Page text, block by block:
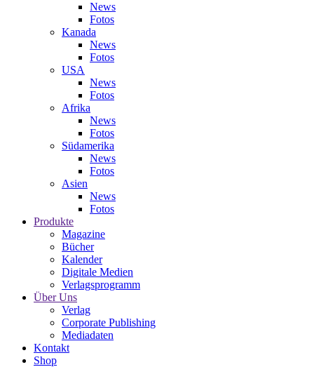
News
Fotos
Kanada
News
Fotos
USA
News
Fotos
Afrika
News
Fotos
Südamerika
News
Fotos
Asien
News
Fotos
Produkte
Magazine
Bücher
Kalender
Digitale Medien
Verlagsprogramm
Über Uns
Verlag
Corporate Publishing
Mediadaten
Kontakt
Shop